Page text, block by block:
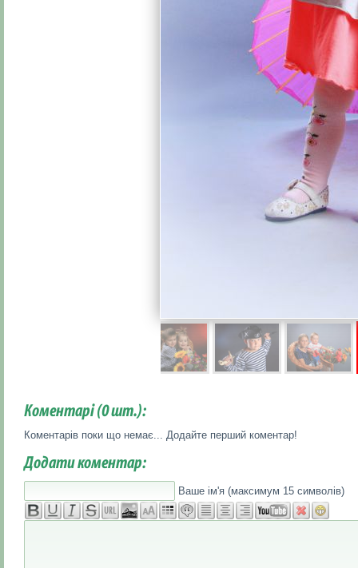
Коментарі (0шт.):
Коментарів поки що немає... Додайте перший коментар!
Додати коментар:
Ваше ім'я (максимум 15 символів)